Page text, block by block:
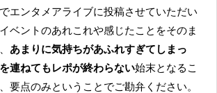
エンタメアライブに投稿させていただい
ベントのあれこれや感じたことをそのま
あまりに気持ちがあふれすぎてしまっ
連ねてもレポが終わらない始末となるこ
要点のみということでご勘弁ください。